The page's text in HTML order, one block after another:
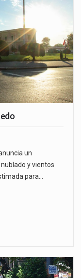
un
y vientos
para…